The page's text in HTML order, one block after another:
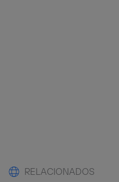
RELACIONADOS